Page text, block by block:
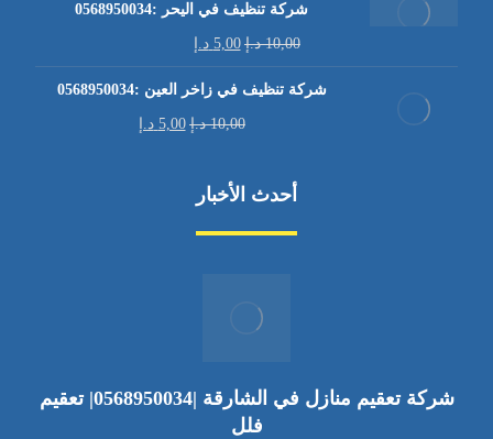
شركة تنظيف في اليحر :0568950034
10,00 د.إ 5,00 د.إ
شركة تنظيف في زاخر العين :0568950034
10,00 د.إ 5,00 د.إ
أحدث الأخبار
شركة تعقيم منازل في الشارقة |0568950034| تعقيم
فلل